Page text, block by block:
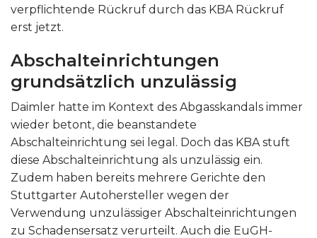
verpflichtende Rückruf durch das KBA Rückruf
erst jetzt.
Abschalteinrichtungen
grundsätzlich unzulässig
Daimler hatte im Kontext des Abgasskandals immer
wieder betont, die beanstandete
Abschalteinrichtung sei legal. Doch das KBA stuft
diese Abschalteinrichtung als unzulässig ein.
Zudem haben bereits mehrere Gerichte den
Stuttgarter Autohersteller wegen der
Verwendung unzulässiger Abschalteinrichtungen
zu Schadensersatz verurteilt. Auch die EuGH-